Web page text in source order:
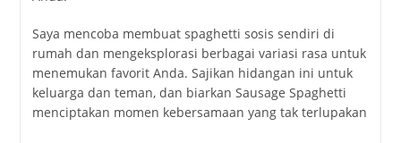
Saya mencoba membuat spaghetti sosis sendiri di
rumah dan mengeksplorasi berbagai variasi rasa untuk
menemukan favorit Anda. Sajikan hidangan ini untuk
keluarga dan teman, dan biarkan Sausage Spaghetti
menciptakan momen kebersamaan yang tak terlupakan